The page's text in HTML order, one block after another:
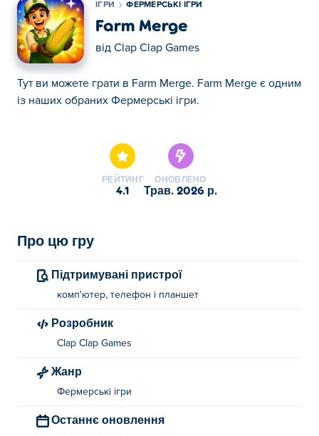
ІГРИ ФЕРМЕРСЬКІ ІГРИ
Farm Merge
від Clap Clap Games
Тут ви можете грати в Farm Merge. Farm Merge є одним
із наших обраних Фермерські ігри.
РЕЙТИНГ
4.1
ОНОВЛЕНО
трав. 2026 р.
Про цю гру
Підтримувані пристрої
комп'ютер, телефон і планшет
Розробник
Clap Clap Games
Жанр
Фермерські ігри
Останнє оновлення